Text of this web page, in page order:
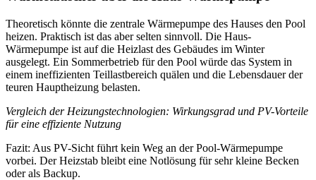
Theoretisch könnte die zentrale Wärmepumpe des Hauses den Pool
heizen. Praktisch ist das aber selten sinnvoll. Die Haus-
Wärmepumpe ist auf die Heizlast des Gebäudes im Winter
ausgelegt. Ein Sommerbetrieb für den Pool würde das System in
einem ineffizienten Teillastbereich quälen und die Lebensdauer der
teuren Hauptheizung belasten.
Vergleich der Heizungstechnologien: Wirkungsgrad und PV-Vorteile
für eine effiziente Nutzung
Fazit: Aus PV-Sicht führt kein Weg an der Pool-Wärmepumpe
vorbei. Der Heizstab bleibt eine Notlösung für sehr kleine Becken
oder als Backup.